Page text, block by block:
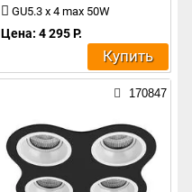
GU5.3 x 4 max 50W
Цена: 4 295 Р.
Купить
170847